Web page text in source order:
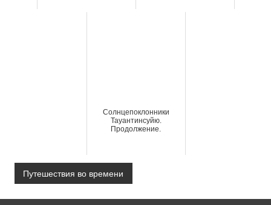
Солнцепоклонники
Тауантинсуйю.
Продолжение.
Путешествия во времени